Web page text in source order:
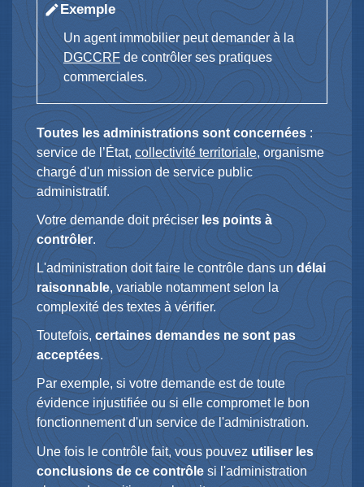
editExemple
Un agent immobilier peut demander à la
DGCCRFde contrôler ses pratiques
commerciales.
Toutes les administrations sont concernées:
service de l’État, collectivité territoriale, organisme
chargé d'un mission de service public
administratif.
Votre demande doit préciser les points à
contrôler.
L'administration doit faire le contrôle dans un délai
raisonnable, variable notamment selon la
complexité des textes à vérifier.
Toutefois,certaines demandes ne sont pas
acceptées.
Par exemple, si votre demande est de toute
évidence injustifiée ou si elle compromet le bon
fonctionnement d'un service de l'administration.
Une fois le contrôle fait, vous pouvezutiliser les
conclusions de ce contrôle si l'administration